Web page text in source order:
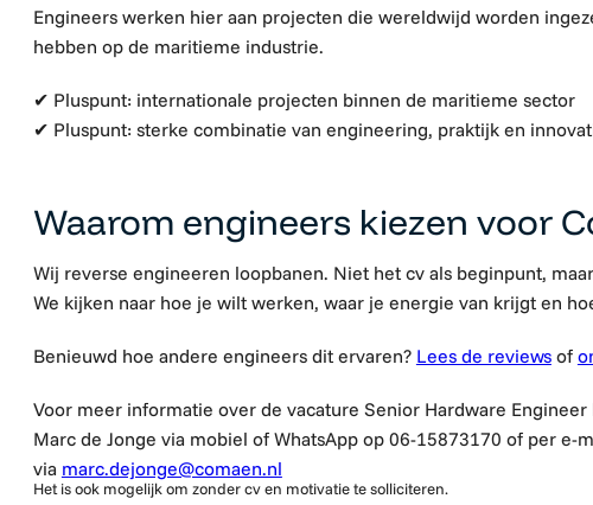
Engineers werken hier aan projecten die wereldwijd worden
hebben op de maritieme industrie.
✔ Pluspunt: internationale projecten binnen de maritieme sector
✔ Pluspunt: sterke combinatie van engineering, praktijk en
Waarom engineers kiezen voor
Wij reverse engineeren loopbanen. Niet het cv als beginpunt,
We kijken naar hoe je wilt werken, waar je energie van krijgt en
Benieuwd hoe andere engineers dit ervaren? Lees de reviewsof
Voor meer informatie over de vacature Senior Hardware
Marc de Jonge via mobiel of WhatsApp op 06-15873170 of per e-
via marc.dejonge@comaen.nl
Het is ook mogelijk om zonder cv en motivatie te solliciteren.